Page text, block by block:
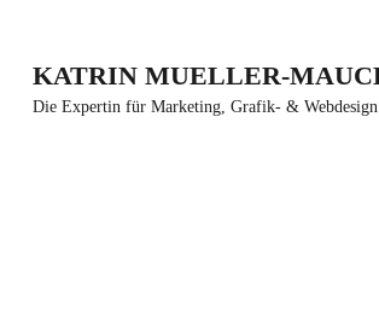
springen
KATRIN MUELLER-
Die Expertin für Marketing, Grafik- & Webdesign